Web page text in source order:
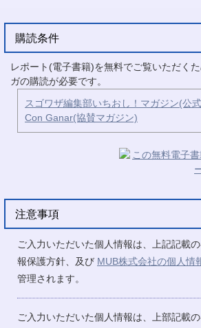
購読条件
レポート(電子書籍)を無料でご覧いただく
ガの購読が必要です。
スゴワザ編集部いちおし！マガジン(公
Con Ganar(協賛マガジン)
注意事項
ご入力いただいた個人情報は、上記記載
報保護方針、及び MUB株式会社の個人情
管理されます。
ご入力いただいた個人情報は、上部記載